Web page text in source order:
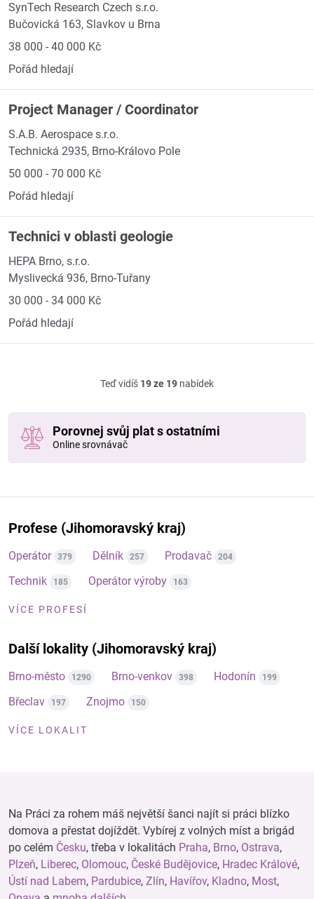
SynTech Research Czech s.r.o.
Bučovická 163, Slavkov u Brna
38 000 - 40 000 Kč
Pořád hledají
Project Manager / Coordinator
S.A.B. Aerospace s.r.o.
Technická 2935, Brno-Královo Pole
50 000 - 70 000 Kč
Pořád hledají
Technici v oblasti geologie
HEPA Brno, s.r.o.
Myslivecká 936, Brno-Tuřany
30 000 - 34 000 Kč
Pořád hledají
Teď vidíš 19 ze 19 nabídek
Porovnej svůj plat s ostatními
Online srovnávač
Profese (Jihomoravský kraj)
Operátor 379 Dělník 257 Prodavač 204
Technik 185 Operátor výroby 163
VÍCE PROFESÍ
Další lokality (Jihomoravský kraj)
Brno-město 1290 Brno-venkov 398 Hodonín 199
Břeclav 197 Znojmo 150
VÍCE LOKALIT
Na Práci za rohem máš největší šanci najít si práci blízko
domova a přestat dojíždět. Vybírej z volných míst a brigád
po celém Česku, třeba v lokalitách Praha, Brno, Ostrava,
Plzeň, Liberec, Olomouc, České Budějovice, Hradec Králové,
Ústí nad Labem, Pardubice, Zlín, Havířov, Kladno, Most,